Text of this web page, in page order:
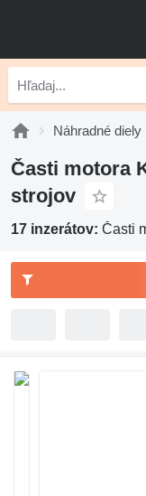
Náhradné diely
Časti motora
strojov
17 inzerátov: Časti